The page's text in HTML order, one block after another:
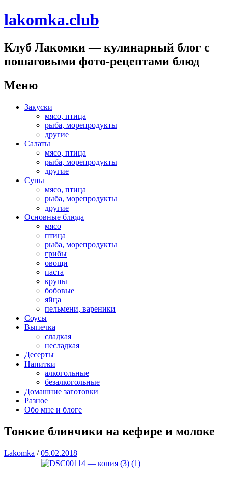
lakomka.club
Клуб Лакомки — кулинарный блог с
пошаговыми фото-рецептами блюд
Меню
Перейти
содержимому
Закуски
мясо, птица
рыба, морепродукты
другие
Салаты
мясо, птица
рыба, морепродукты
другие
Супы
мясо, птица
рыба, морепродукты
другие
Основные блюда
мясо
птица
рыба, морепродукты
грибы
овощи
паста
крупы
бобовые
яйца
пельмени, вареники
Соусы
Выпечка
сладкая
несладкая
Десерты
Напитки
алкогольные
безалкогольные
Домашние заготовки
Разное
Обо мне и блоге
Тонкие блинчики на кефире и молоке
Lakomka /05.02.2018